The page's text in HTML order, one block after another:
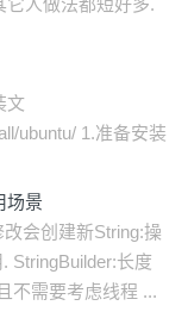
文
ubuntu/ 1.准备安装
场景
会创建新String:操
StringBuilder:长度
不需要考虑线程 ...